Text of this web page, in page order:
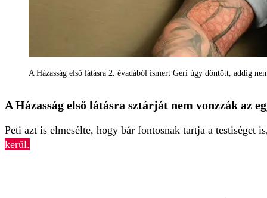
A Házasság első látásra 2. évadából ismert Geri úgy döntött, addig
A Házasság első látásra sztárját nem vonzzák az
Peti azt is elmesélte, hogy bár fontosnak tartja a testiséget
kerül.